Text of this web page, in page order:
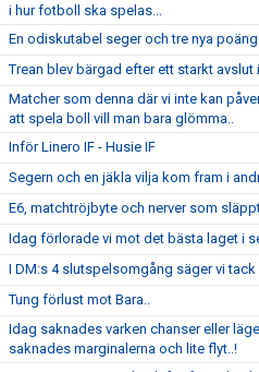
i hur fotboll ska spelas...
En odiskutabel seger och tre nya poäng..
Trean blev bärgad efter ett starkt avslut i
Matcher som denna där vi inte kan
att spela boll vill man bara glömma..
Inför Linero IF - Husie IF
Segern och en jäkla vilja kom fram i
E6, matchtröjbyte och nerver som
Idag förlorade vi mot det bästa laget i
I DM:s 4 slutspelsomgång säger vi tack
Tung förlust mot Bara..
Idag saknades varken chanser eller
saknades marginalerna och lite flyt..!